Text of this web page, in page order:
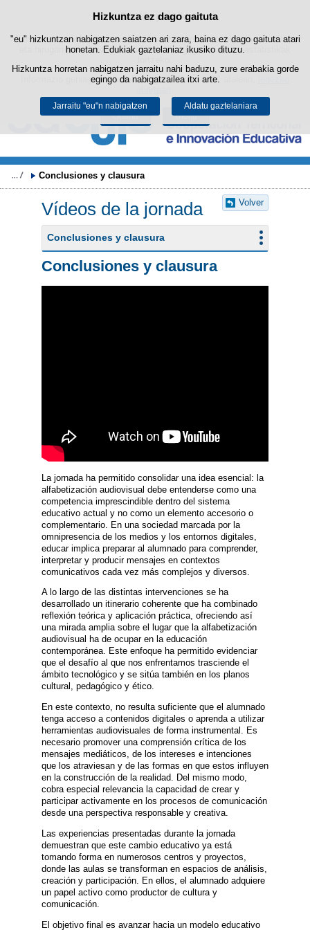
Cookie politika
Webgune honek berezko cookie-ak erabiltzen ditu nabigazioa errazteko
eta hirugarrenen cookie-ak erabilera- eta gogobetetasun-estatistikak
Informazio gehiago lor dezakezu gure "Cookie-ak" atalean,
Onartu Ukatu
Hizkuntza ez dago gaituta
"eu" hizkuntzan nabigatzen saiatzen ari zara, baina ez dago gaituta atari
honetan. Edukiak gaztelaniaz ikusiko dituzu.
Hizkuntza horretan nabigatzen jarraitu nahi baduzu, zure erabakia gorde
egingo da nabigatzailea itxi arte.
Jarraitu "eu"n nabigatzen Aldatu gaztelaniara
Edukira salto egin
Conclusiones y clausura
Volver
Vídeos de la jornada
Conclusiones y clausura
Conclusiones y clausura
La jornada ha permitido consolidar una idea esencial: la
alfabetización audiovisual debe entenderse como una
competencia imprescindible dentro del sistema
educativo actual y no como un elemento accesorio o
complementario. En una sociedad marcada por la
omnipresencia de los medios y los entornos digitales,
educar implica preparar al alumnado para comprender,
interpretar y producir mensajes en contextos
comunicativos cada vez más complejos y diversos.
A lo largo de las distintas intervenciones se ha
desarrollado un itinerario coherente que ha combinado
reflexión teórica y aplicación práctica, ofreciendo así
una mirada amplia sobre el lugar que la alfabetización
audiovisual ha de ocupar en la educación
contemporánea. Este enfoque ha permitido evidenciar
que el desafío al que nos enfrentamos trasciende el
ámbito tecnológico y se sitúa también en los planos
cultural, pedagógico y ético.
En este contexto, no resulta suficiente que el alumnado
tenga acceso a contenidos digitales o aprenda a utilizar
herramientas audiovisuales de forma instrumental. Es
necesario promover una comprensión crítica de los
mensajes mediáticos, de los intereses e intenciones
que los atraviesan y de las formas en que estos influyen
en la construcción de la realidad. Del mismo modo,
cobra especial relevancia la capacidad de crear y
participar activamente en los procesos de comunicación
desde una perspectiva responsable y creativa.
Las experiencias presentadas durante la jornada
demuestran que este cambio educativo ya está
tomando forma en numerosos centros y proyectos,
donde las aulas se transforman en espacios de análisis,
creación y participación. En ellos, el alumnado adquiere
un papel activo como productor de cultura y
comunicación.
El objetivo final es avanzar hacia un modelo educativo